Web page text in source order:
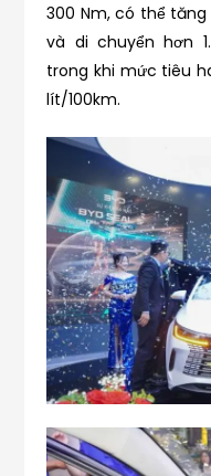
300 Nm, có thể
và di chuyển hơn
trong khi mức tiêu
lít/100km.